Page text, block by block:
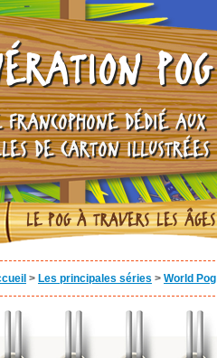
POG
FRANCOPHONE DÉDIÉ AUX
DE CARTON ILLUSTRÉES
LE POG À TRAVERS LES ÂGES
> Les principales séries > World